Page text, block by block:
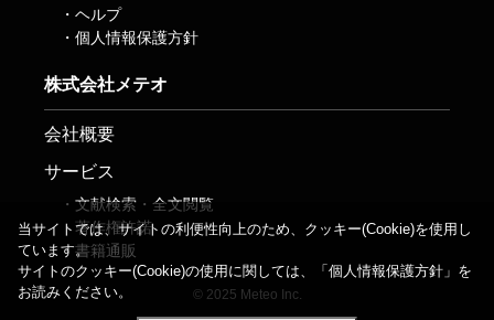
ヘルプ
個人情報保護方針
株式会社メテオ
会社概要
サービス
文献検索・全文閲覧
著作権許諾
書籍通販
© 2025 Meteo Inc.
当サイトでは、サイトの利便性向上のため、クッキー(Cookie)を使用し
ています。
サイトのクッキー(Cookie)の使用に関しては、「 個人情報保護方針」を
お読みください。